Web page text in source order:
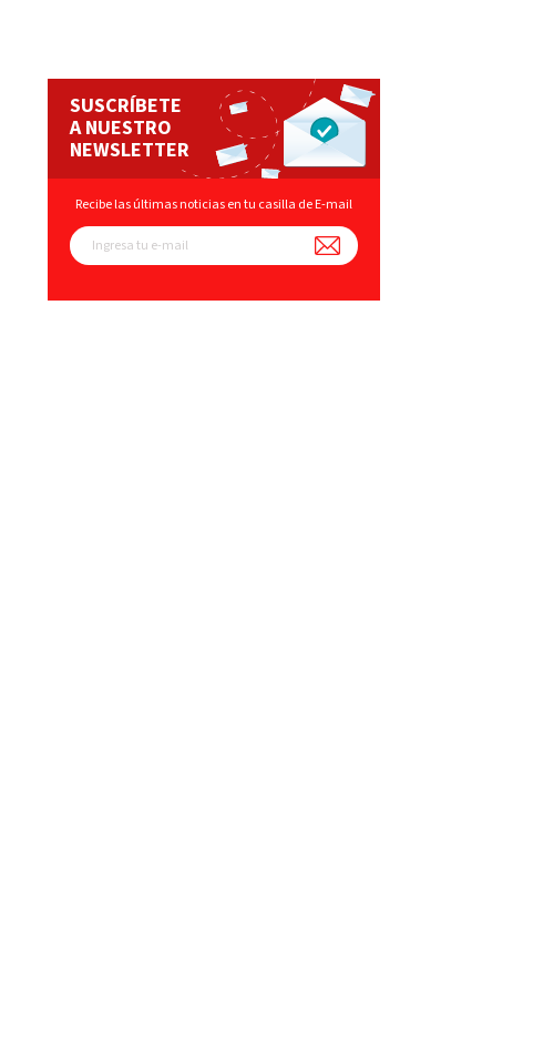
SUSCRÍBETE
A NUESTRO
NEWSLETTER
Recibe las últimas noticias en tu casilla de E-mail